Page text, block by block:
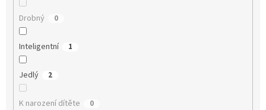
Drobný 0
Inteligentní 1
Jedlý 2
K narození dítěte 0